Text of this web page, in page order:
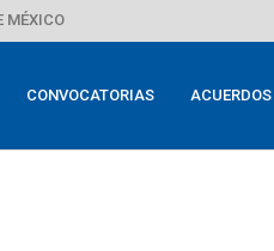
MÉXICO
CONVOCATORIAS